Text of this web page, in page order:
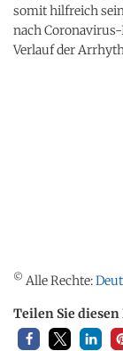
somit hilfreich
nach
Verlauf der
© Alle Rechte:
Teilen Sie